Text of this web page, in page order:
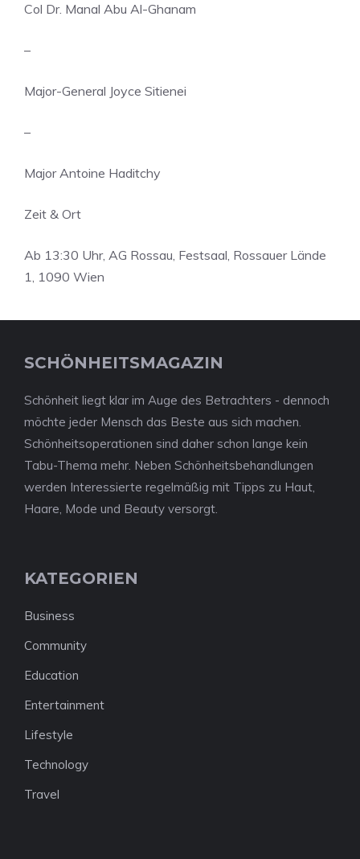
Col Dr. Manal Abu Al-Ghanam
–
Major-General Joyce Sitienei
–
Major Antoine Haditchy
Zeit & Ort
Ab 13:30 Uhr, AG Rossau, Festsaal, Rossauer Lände
1, 1090 Wien
SCHÖNHEITSMAGAZIN
Schönheit liegt klar im Auge des Betrachters - dennoch
möchte jeder Mensch das Beste aus sich machen.
Schönheitsoperationen sind daher schon lange kein
Tabu-Thema mehr. Neben Schönheitsbehandlungen
werden Interessierte regelmäßig mit Tipps zu Haut,
Haare, Mode und Beauty versorgt.
KATEGORIEN
Business
Community
Education
Entertainment
Lifestyle
Technology
Travel